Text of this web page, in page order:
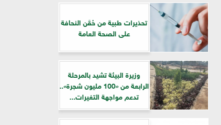
تحذيرات طبية من حُقَن النحافة
على الصحة العامة
وزيرة البيئة تشيد بالمرحلة
الرابعة من «100 مليون شجرة»..
تدعم مواجهة التغيرات...